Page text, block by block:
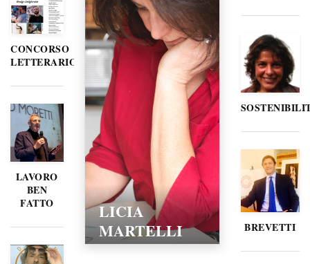
CONCORSO
LETTERARIO
LAVORO
BEN
FATTO
LICIA
MARTELLI
BREVETTI